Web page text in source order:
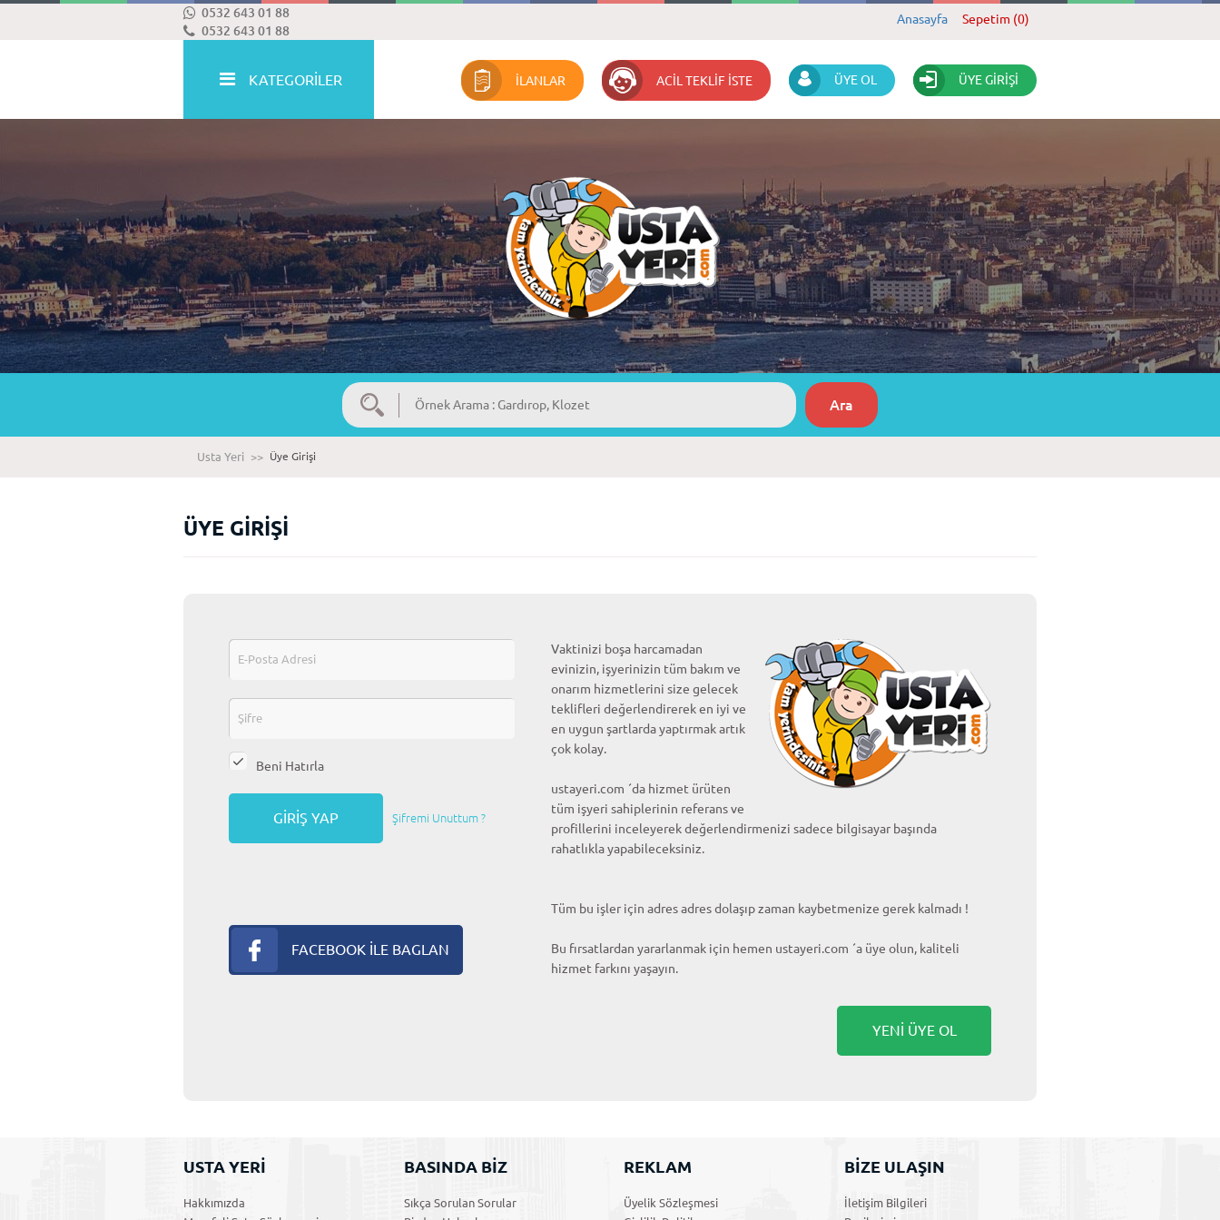
0532 643 01 88
0532 643 01 88
Anasayfa Sepetim (0)
KATEGORİLER İLANLAR ACİL TEKLİF İSTE ÜYE OL ÜYE GİRİŞİ
Usta Yeri >> Üye Girişi
ÜYE GİRİŞİ
Beni Hatırla
Şifremi Unuttum ?
FACEBOOK İLE BAGLAN
Vaktinizi boşa harcamadan
evinizin, işyerinizin tüm bakım ve
onarım hizmetlerini size gelecek
teklifleri değerlendirerek en iyi ve
en uygun şartlarda yaptırmak artık
çok kolay.
ustayeri.com ´da hizmet ürüten
tüm işyeri sahiplerinin referans ve
profillerini inceleyerek değerlendirmenizi sadece bilgisayar başında
rahatlıkla yapabileceksiniz.
Tüm bu işler için adres adres dolaşıp zaman kaybetmenize gerek kalmadı !
Bu fırsatlardan yararlanmak için hemen ustayeri.com ´a üye olun, kaliteli
hizmet farkını yaşayın.
YENİ ÜYE OL
USTA YERİ
Hakkımızda
BASINDA BİZ
Sıkça Sorulan Sorular
REKLAM
Üyelik Sözleşmesi
BİZE ULAŞIN
İletişim Bilgileri